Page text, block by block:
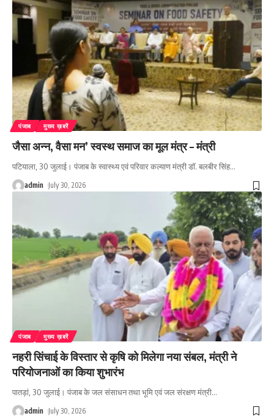
पंजाब मुख्य ख़बरें
जैसा अन्न, वैसा मन’ स्वस्थ समाज का मूल मंत्र – मंत्री
पटियाला, 30 जुलाई। पंजाब के स्वास्थ्य एवं परिवार कल्याण मंत्री डॉ. बलबीर सिंह…
admin July 30, 2026
पंजाब मुख्य ख़बरें
नहरी सिंचाई के विस्तार से कृषि को मिलेगा नया संबल, मंत्री ने
परियोजनाओं का किया शुभारंभ
पातड़ां, 30 जुलाई। पंजाब के जल संसाधन तथा भूमि एवं जल संरक्षण मंत्री…
admin July 30, 2026